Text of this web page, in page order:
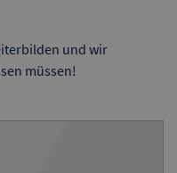
und wir
müssen!